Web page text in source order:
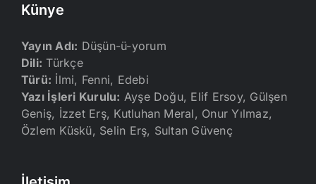
Künye
Yayın Adı: Düşün-ü-yorum
Dili: Türkçe
Türü: İlmi, Fenni, Edebi
Yazı İşleri Kurulu: Ayşe Doğu, Elif Ersoy, Gülşen
Geniş, İzzet Erş, Kutluhan Meral, Onur Yılmaz,
Özlem Küskü, Selin Erş, Sultan Güvenç